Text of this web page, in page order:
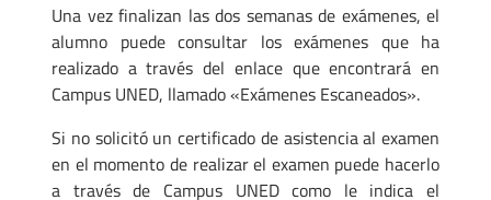
Una vez finalizan las dos semanas de exámenes, el
alumno puede consultar los exámenes que ha
realizado a través del enlace que encontrará en
Campus UNED, llamado «Exámenes Escaneados».
Si no solicitó un certificado de asistencia al examen
en el momento de realizar el examen puede hacerlo
a través de Campus UNED como le indica el